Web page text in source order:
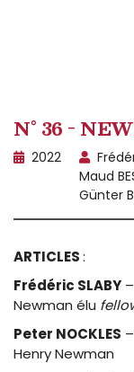
N° 36 -
2022
Maud
Günter
ARTICLES:
Frédéric SLABY
Newman élu
Peter NOCKLES
Henry Newman